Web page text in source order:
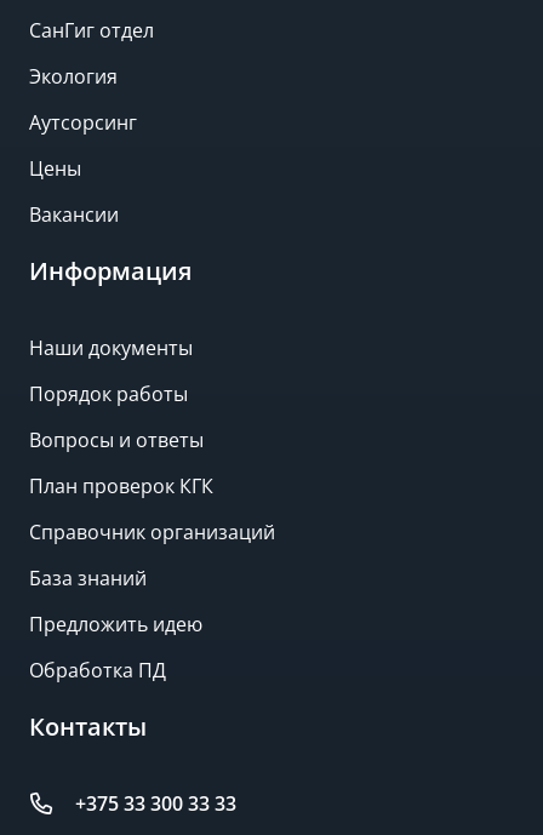
СанГиг отдел
Экология
Аутсорсинг
Цены
Вакансии
Информация
Наши документы
Порядок работы
Вопросы и ответы
План проверок КГК
Справочник организаций
База знаний
Предложить идею
Обработка ПД
Контакты
+375 33 300 33 33